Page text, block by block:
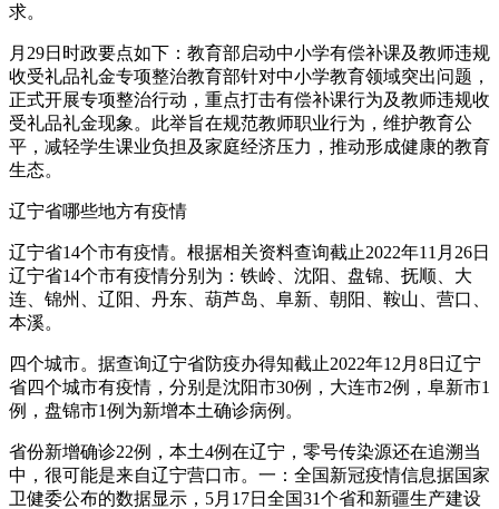
求。
月29日时政要点如下：教育部启动中小学有偿补课及教师违规
收受礼品礼金专项整治教育部针对中小学教育领域突出问题，
正式开展专项整治行动，重点打击有偿补课行为及教师违规收
受礼品礼金现象。此举旨在规范教师职业行为，维护教育公
平，减轻学生课业负担及家庭经济压力，推动形成健康的教育
生态。
辽宁省哪些地方有疫情
辽宁省14个市有疫情。根据相关资料查询截止2022年11月26日
辽宁省14个市有疫情分别为：铁岭、沈阳、盘锦、抚顺、大
连、锦州、辽阳、丹东、葫芦岛、阜新、朝阳、鞍山、营口、
本溪。
四个城市。据查询辽宁省防疫办得知截止2022年12月8日辽宁
省四个城市有疫情，分别是沈阳市30例，大连市2例，阜新市1
例，盘锦市1例为新增本土确诊病例。
省份新增确诊22例，本土4例在辽宁，零号传染源还在追溯当
中，很可能是来自辽宁营口市。一：全国新冠疫情信息据国家
卫健委公布的数据显示，5月17日全国31个省和新疆生产建设